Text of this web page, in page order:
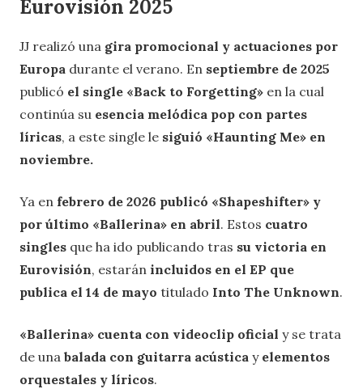
Eurovisión 2025
JJ realizó una gira promocional y actuaciones por
Europa durante el verano. En septiembre de 2025
publicó el single «Back to Forgetting» en la cual
continúa su esencia melódica pop con partes
líricas, a este single le siguió «Haunting Me» en
noviembre.
Ya en febrero de 2026 publicó «Shapeshifter» y
por último «Ballerina» en abril. Estos cuatro
singles que ha ido publicando tras su victoria en
Eurovisión, estarán incluidos en el EP que
publica el 14 de mayo titulado Into The Unknown.
«Ballerina» cuenta con videoclip oficial y se trata
de una balada con guitarra acústica y elementos
orquestales y líricos.